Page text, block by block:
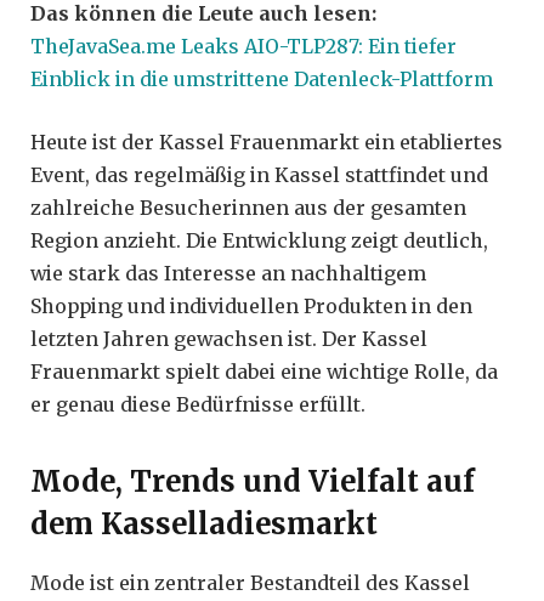
Das können die Leute auch lesen:
TheJavaSea.me Leaks AIO-TLP287: Ein tiefer
Einblick in die umstrittene Datenleck-Plattform
Heute ist der Kassel Frauenmarkt ein etabliertes
Event, das regelmäßig in Kassel stattfindet und
zahlreiche Besucherinnen aus der gesamten
Region anzieht. Die Entwicklung zeigt deutlich,
wie stark das Interesse an nachhaltigem
Shopping und individuellen Produkten in den
letzten Jahren gewachsen ist. Der Kassel
Frauenmarkt spielt dabei eine wichtige Rolle, da
er genau diese Bedürfnisse erfüllt.
Mode, Trends und Vielfalt auf
dem Kasselladiesmarkt
Mode ist ein zentraler Bestandteil des Kassel